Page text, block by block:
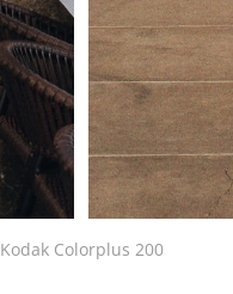
Kodak Colorplus 200